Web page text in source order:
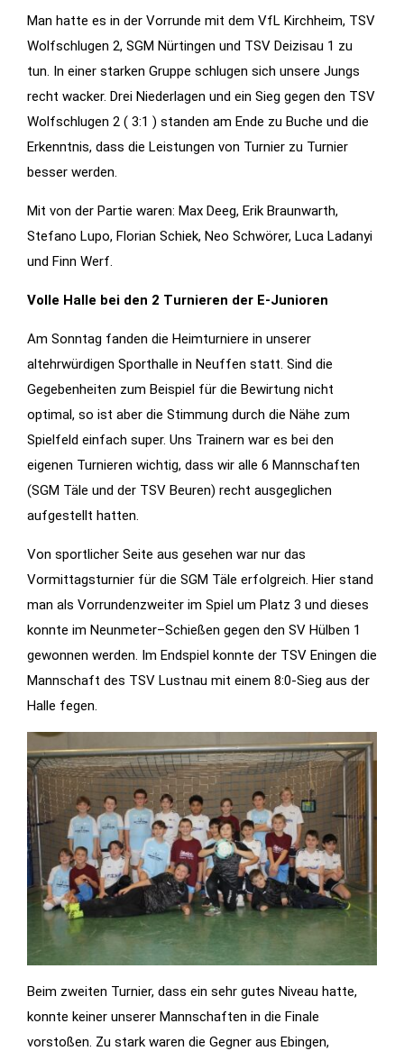
Man hatte es in der Vorrunde mit dem VfL Kirchheim, TSV
Wolfschlugen 2, SGM Nürtingen und TSV Deizisau 1 zu
tun. In einer starken Gruppe schlugen sich unsere Jungs
recht wacker. Drei Niederlagen und ein Sieg gegen den TSV
Wolfschlugen 2 ( 3:1 ) standen am Ende zu Buche und die
Erkenntnis, dass die Leistungen von Turnier zu Turnier
besser werden.
Mit von der Partie waren: Max Deeg, Erik Braunwarth,
Stefano Lupo, Florian Schiek, Neo Schwörer, Luca Ladanyi
und Finn Werf.
Volle Halle bei den 2 Turnieren der E-Junioren
Am Sonntag fanden die Heimturniere in unserer
altehrwürdigen Sporthalle in Neuffen statt. Sind die
Gegebenheiten zum Beispiel für die Bewirtung nicht
optimal, so ist aber die Stimmung durch die Nähe zum
Spielfeld einfach super. Uns Trainern war es bei den
eigenen Turnieren wichtig, dass wir alle 6 Mannschaften
(SGM Täle und der TSV Beuren) recht ausgeglichen
aufgestellt hatten.
Von sportlicher Seite aus gesehen war nur das
Vormittagsturnier für die SGM Täle erfolgreich. Hier stand
man als Vorrundenzweiter im Spiel um Platz 3 und dieses
konnte im Neunmeter–Schießen gegen den SV Hülben 1
gewonnen werden. Im Endspiel konnte der TSV Eningen die
Mannschaft des TSV Lustnau mit einem 8:0-Sieg aus der
Halle fegen.
Beim zweiten Turnier, dass ein sehr gutes Niveau hatte,
konnte keiner unserer Mannschaften in die Finale
vorstoßen. Zu stark waren die Gegner aus Ebingen,
Notwendig
Diese
Cookies
werden für
die
Funktionalität
der Website
benötigt.
Statistiken
Diese Cookies
Informationen,
Website
genutzt wird,
und helfen
uns somit
beim
verbessern
der Website.
Funktionen
Wird für
manche
Features der
benötigt!
Marketing
Indem Sie uns Ihre
Interessen und Ihr
Verhalten beim
Besuch unserer
Website mitteilen,
erhöhen Sie die
Wahrscheinlichkeit,
personalisierte
Inhalte und
Angebote zu